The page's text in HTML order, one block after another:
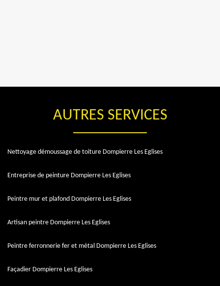
AUTRES SERVICES
Nettoyage démoussage de toiture Dompierre Les Eglises
Entreprise de peinture Dompierre Les Eglises
Peintre mur et plafond Dompierre Les Eglises
Artisan peintre Dompierre Les Eglises
Peintre ferronnerie fer et métal Dompierre Les Eglises
Façadier Dompierre Les Eglises